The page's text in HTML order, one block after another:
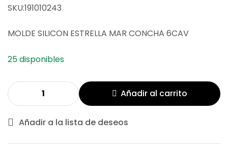
SKU:191010243
MOLDE SILICON ESTRELLA MAR CONCHA 6CAV
25 disponibles
Añadir al carrito
Añadir a la lista de deseos